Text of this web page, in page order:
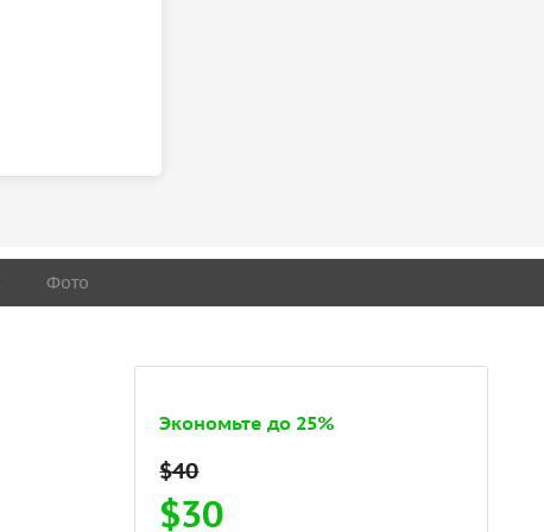
Фото
Экономьте до 25%
$30